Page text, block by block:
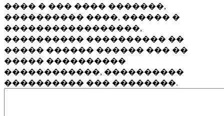
���� � ��� ���� �������,
���������� ����, ������ �
�����������������,
���������� ���������� ��
����� ������ ������ ��� ��
����� ����������
������������, ����������
���������� ��� ��������.